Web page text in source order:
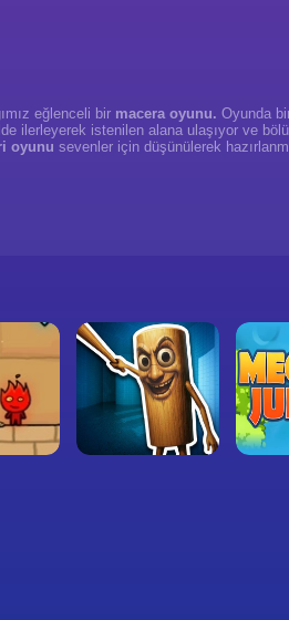
eğlenceli bir macera oyunu. Oyunda
ilerleyerek istenilen alana ulaşıyor ve
oyunu sevenler için düşünülerek